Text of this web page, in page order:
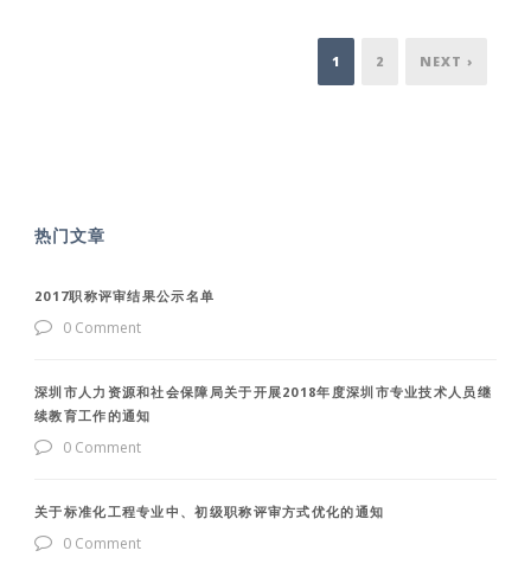
1 2 NEXT ›
热门文章
2017职称评审结果公示名单
0 Comment
深圳市人力资源和社会保障局关于开展2018年度深圳市专业技术人员继
续教育工作的通知
0 Comment
关于标准化工程专业中、初级职称评审方式优化的通知
0 Comment